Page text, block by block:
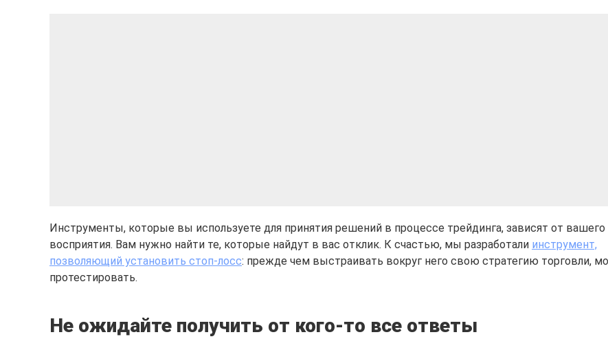
Инструменты, которые вы используете для принятия решений в процессе трейдинга, зависят от вашего
восприятия. Вам нужно найти те, которые найдут в вас отклик. К счастью, мы разработали инструмент,
позволяющий установить стоп-лосс: прежде чем выстраивать вокруг него свою стратегию торговли,
протестировать.
Не ожидайте получить от кого-то все ответы